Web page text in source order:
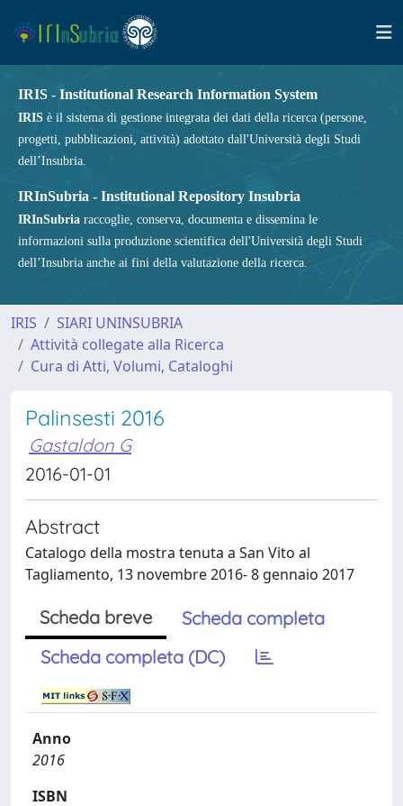
IRIS - Institutional Research Information System
IRIS è il sistema di gestione integrata dei dati della ricerca (persone,
progetti, pubblicazioni, attività) adottato dall'Università degli Studi
dell’Insubria.
IRInSubria - Institutional Repository Insubria
IRInSubria raccoglie, conserva, documenta e dissemina le
informazioni sulla produzione scientifica dell'Università degli Studi
dell’Insubria anche ai fini della valutazione della ricerca.
IRIS
SIARI UNINSUBRIA
Attività collegate alla Ricerca
Cura di Atti, Volumi, Cataloghi
Palinsesti 2016
Gastaldon G
2016-01-01
Abstract
Catalogo della mostra tenuta a San Vito al
Tagliamento, 13 novembre 2016- 8 gennaio 2017
Scheda breve
Scheda completa
Scheda completa (DC)
Anno
2016
ISBN